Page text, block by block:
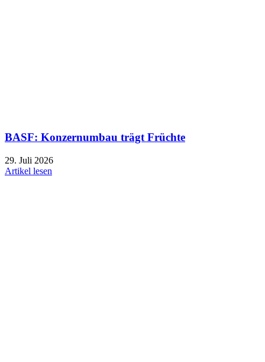
BASF: Konzernumbau trägt Früchte
29. Juli 2026
Artikel lesen